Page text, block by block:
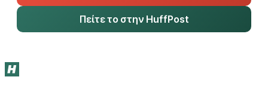
Πείτε το στην HuffPost